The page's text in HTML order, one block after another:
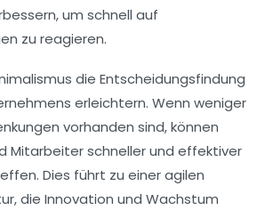
um schnell auf
zu reagieren.
die Entscheidungsfindung
erleichtern. Wenn weniger
vorhanden sind, können
Mitarbeiter schneller und effektiver
Dies führt zu einer agilen
die Innovation und Wachstum